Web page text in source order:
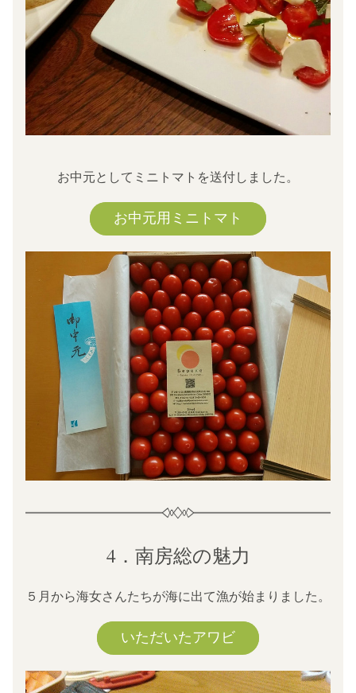
お中元としてミニトマトを送付しました。
お中元用ミニトマト
4．南房総の魅力
５月から海女さんたちが海に出て漁が始まりました。
いただいたアワビ